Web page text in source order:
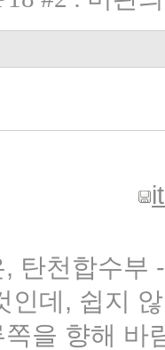
탄천합수
인데, 쉽지
을 향해 바